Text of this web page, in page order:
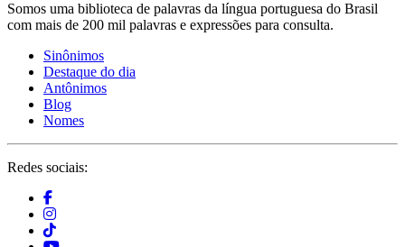
Somos uma biblioteca de palavras da língua portuguesa do Brasil
com mais de 200 mil palavras e expressões para consulta.
Sinônimos
Destaque do dia
Antônimos
Blog
Nomes
Redes sociais: